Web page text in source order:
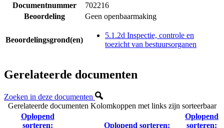
Documentnummer
702216
Beoordeling
Geen openbaarmaking
Beoordelingsgrond(en)
5.1.2d Inspectie, controle en
toezicht van bestuursorganen
Gerelateerde documenten
Zoeken in deze documenten
Gerelateerde documenten Kolomkoppen met links zijn sorteerbaar
Oplopend
sorteren:
Oplopend sorteren:
Oplopend
sorteren: